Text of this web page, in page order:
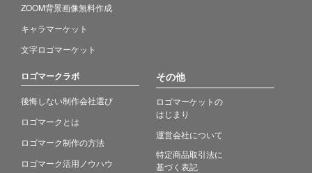
ZOOM背景画像無料作成
キャラマーケット
文字ロゴマーケット
ロゴマークラボ
後悔しない制作会社選び
ロゴマークとは
ロゴマーク制作の方法
ロゴマーク活用ノウハウ
その他
ロゴマーケットの
はじまり
運営会社について
特定商品取引法に
基づく表記